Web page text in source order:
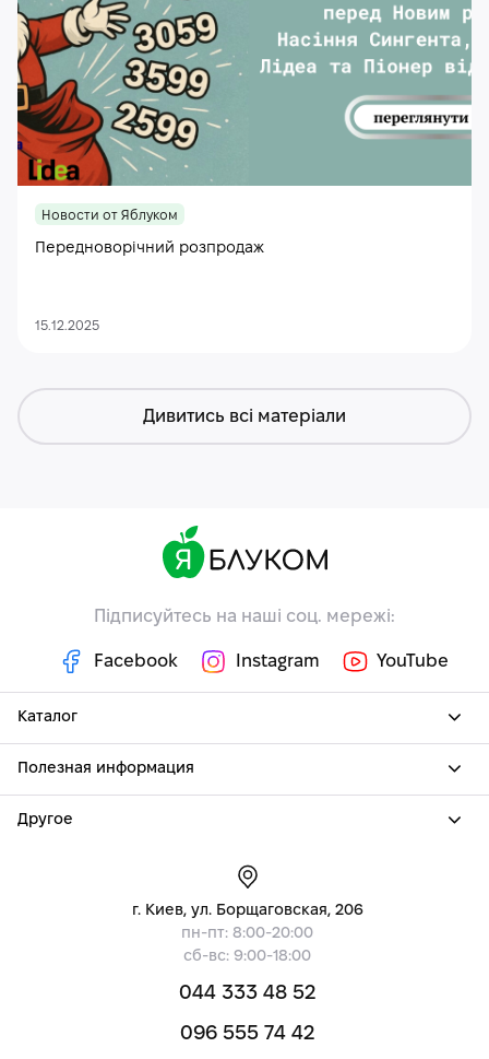
Новости от Яблуком
Передноворічний розпродаж
15.12.2025
Дивитись всі матеріали
Підписуйтесь на наші соц. мережі:
Facebook Instagram YouTube
Каталог
Полезная информация
Другое
г. Киев, ул. Борщаговская, 206
пн-пт: 8:00-20:00
сб-вс: 9:00-18:00
044 333 48 52
096 555 74 42